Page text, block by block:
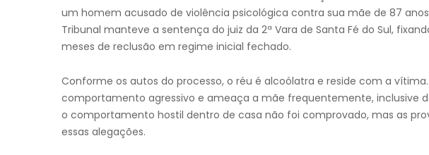
um homem acusado de violência psicológica contra sua mãe de 87
Tribunal manteve a sentença do juiz da 2ª Vara de Santa Fé do Sul,
meses de reclusão em regime inicial fechado.
Conforme os autos do processo, o réu é alcoólatra e reside com a
comportamento agressivo e ameaça a mãe frequentemente, inclusive
o comportamento hostil dentro de casa não foi comprovado, mas as
essas alegações.